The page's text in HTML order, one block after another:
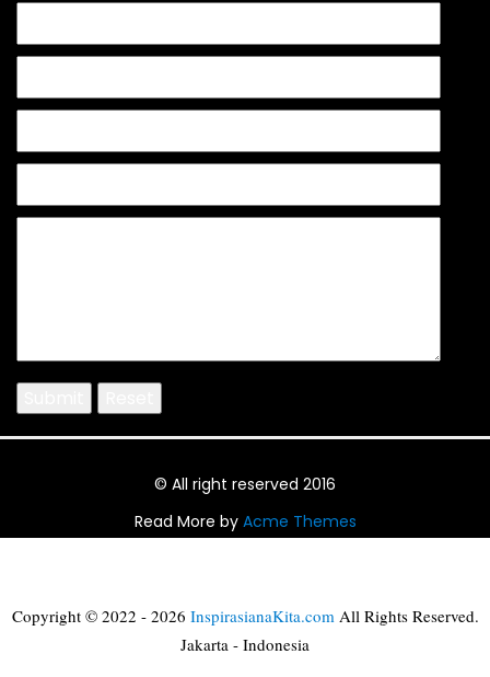
© All right reserved 2016
Read More by Acme Themes
Copyright © 2022 - 2026 InspirasianaKita.com All Rights Reserved.
Jakarta - Indonesia